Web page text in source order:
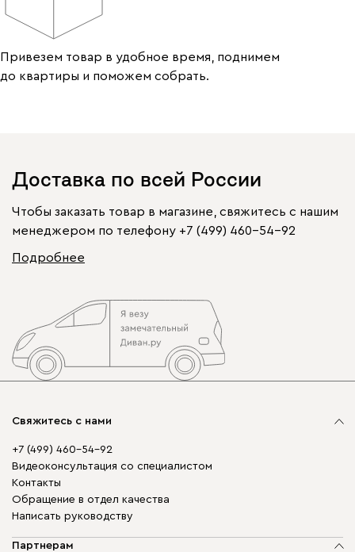
Привезем товар в удобное время, поднимем
до квартиры и поможем собрать.
Доставка по всей России
Чтобы заказать товар в магазине, свяжитесь с нашим
менеджером по телефону +7 (499) 460-54-92
Подробнее
Свяжитесь с нами
+7 (499) 460-54-92
Видеоконсультация со специалистом
Контакты
Обращение в отдел качества
Написать руководству
Партнерам